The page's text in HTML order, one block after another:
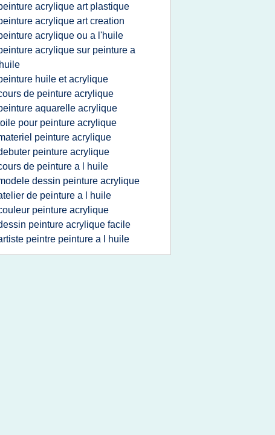
acrylique art plastique
acrylique art creation
acrylique ou a l'huile
acrylique sur peinture a
huile et acrylique
de peinture acrylique
aquarelle acrylique
pour peinture acrylique
peinture acrylique
peinture acrylique
de peinture a l huile
dessin peinture acrylique
de peinture a l huile
peinture acrylique
peinture acrylique facile
peintre peinture a l huile